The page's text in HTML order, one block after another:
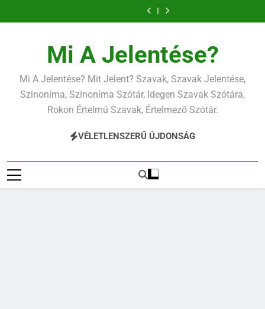
a
Mi A Jelentése?
Mi A Jelentése? Mit Jelent? Szavak, Szavak Jelentése,
Szinoníma, Szinoníma Szótár, Idegen Szavak Szótára,
Rokon Értelmű Szavak, Értelmező Szótár.
VÉLETLENSZERŰ ÚJDONSÁG